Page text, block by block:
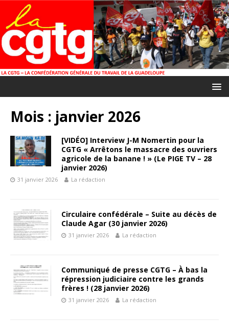
Mois : janvier 2026
[VIDÉO] Interview J-M Nomertin pour la
CGTG « Arrêtons le massacre des ouvriers
agricole de la banane ! » (Le PIGE TV – 28
janvier 2026)
31 janvier 2026 La rédaction
Circulaire confédérale – Suite au décès de
Claude Agar (30 janvier 2026)
31 janvier 2026 La rédaction
Communiqué de presse CGTG – À bas la
répression judiciaire contre les grands
frères ! (28 janvier 2026)
31 janvier 2026 La rédaction